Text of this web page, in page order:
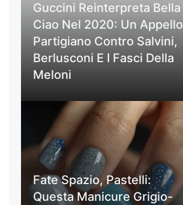
Guccini Reinterpreta Bella
Ciao Nel 2020: Un Appello
Partigiano Contro Salvini,
Berlusconi E I Fasci Della
Meloni
Fate Spazio, Pastelli:
Questa Manicure Grigio-